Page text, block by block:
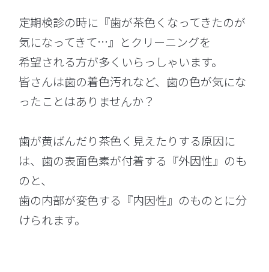
定期検診の時に『歯が茶色くなってきたのが
気になってきて…』とクリーニングを
希望される方が多くいらっしゃいます。
皆さんは歯の着色汚れなど、歯の色が気にな
ったことはありませんか？
歯が黄ばんだり茶色く見えたりする原因に
は、歯の表面色素が付着する『外因性』のも
のと、
歯の内部が変色する『内因性』のものとに分
けられます。